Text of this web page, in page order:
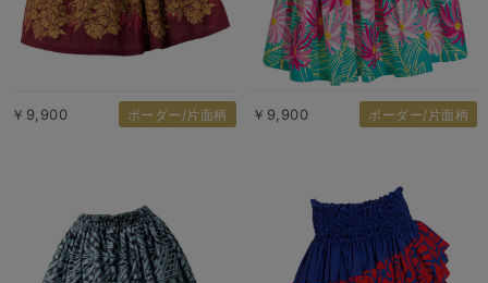
￥9,900 ボーダー/片面柄 ￥9,900 ボーダー/片面柄